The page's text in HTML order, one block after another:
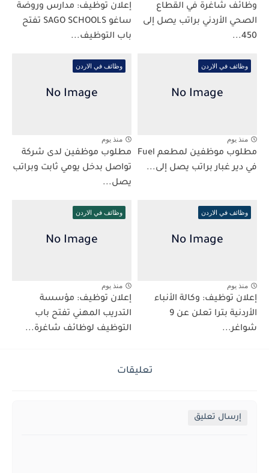
وظائف شاغرة في القطاع
الصحي الأردني براتب يصل إلى
450...
إعلان توظيف: مدارس وروضة
ساغو SAGO SCHOOLS تفتح
باب التوظيف...
وظائف في الاردن
منذ يوم
مطلوب موظفين لمطعم Fuel
في دير غبار براتب يصل إلى...
وظائف في الاردن
منذ يوم
مطلوب موظفين لدى شركة
تواصل بدخل يومي ثابت وبراتب
يصل...
وظائف في الاردن
منذ يوم
إعلان توظيف: وكالة الأنباء
الأردنية بترا تعلن عن 9
شواغر...
وظائف في الاردن
منذ يوم
إعلان توظيف: مؤسسة
التدريب المهني تفتح باب
التوظيف لوظائف شاغرة...
تعليقات
إرسال تعليق